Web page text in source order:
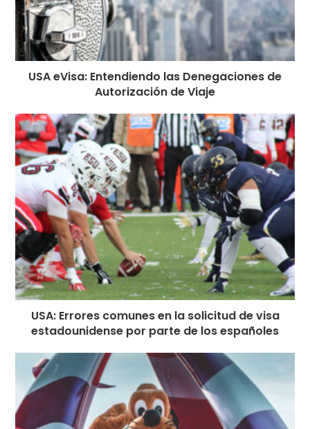
USA eVisa: Entendiendo las Denegaciones de
Autorización de Viaje
USA: Errores comunes en la solicitud de visa
estadounidense por parte de los españoles